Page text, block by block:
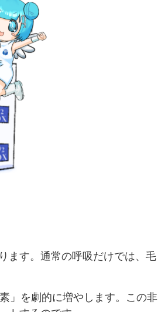
ます。通常の呼吸だけでは、毛
」を劇的に増やします。この非